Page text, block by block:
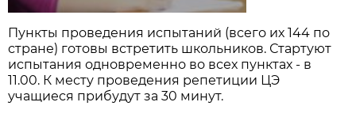
Пункты проведения испытаний (всего их 144 по
стране) готовы встретить школьников. Стартуют
испытания одновременно во всех пунктах - в
11.00. К месту проведения репетиции ЦЭ
учащиеся прибудут за 30 минут.